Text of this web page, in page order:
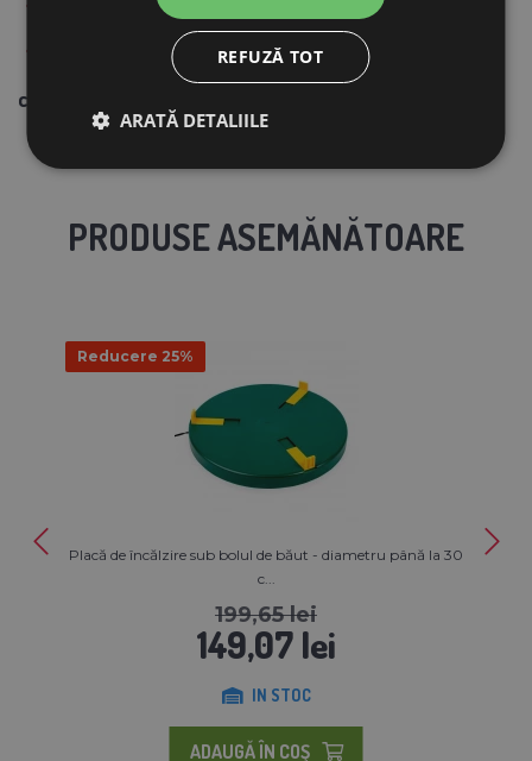
putere: 12 W
consum de energie: 24 V (transformator inclus),
cablu de 2,2 metri
PRODUSE ASEMĂNĂTOARE
Reducere 25%
Placă de încălzire sub bolul de băut - diametru până la 30
c...
199,65 lei
149,07 lei
IN STOC
ADAUGĂ ÎN COŞ
REFUZĂ TOT
ARATĂ DETALIILE